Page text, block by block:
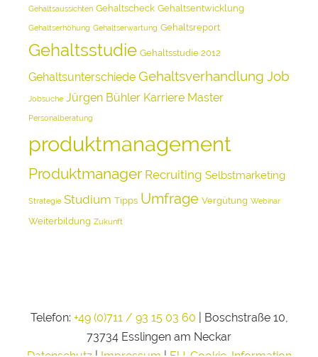
Gehaltsaussichten Gehaltscheck Gehaltsentwicklung
Gehaltserhöhung Gehaltserwartung Gehaltsreport
Gehaltsstudie Gehaltsstudie 2012
Gehaltsunterschiede Gehaltsverhandlung Job
Jobsuche Jürgen Bühler Karriere Master
Personalberatung
produktmanagement
Produktmanager Recruiting Selbstmarketing
Strategie Studium Tipps Umfrage Vergütung Webinar
Weiterbildung Zukunft
Telefon: +49 (0)711 / 93 15 03 60 | Boschstraße 10,
73734 Esslingen am Neckar